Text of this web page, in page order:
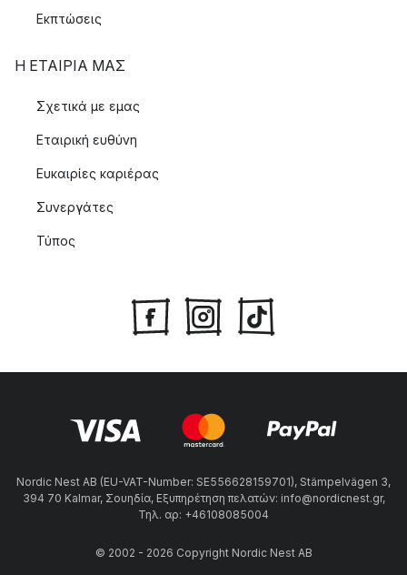
Εκπτώσεις
Η ΕΤΑΊΡΙΑ ΜΑΣ
Σχετικά με εμας
Εταιρική ευθύνη
Ευκαιρίες καριέρας
Συνεργάτες
Τύπος
Nordic Nest AB (EU-VAT-Number: SE556628159701), Stämpelvägen 3,
394 70 Kalmar, Σουηδία, Εξυπηρέτηση πελατών: info@nordicnest.gr,
Τηλ. αρ: +46108085004
© 2002 - 2026 Copyright Nordic Nest AB